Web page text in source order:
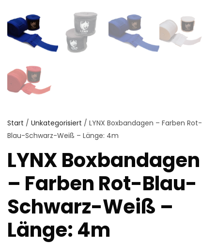
Start / Unkategorisiert / LYNX Boxbandagen – Farben Rot-
Blau-Schwarz-Weiß – Länge: 4m
LYNX Boxbandagen
– Farben Rot-Blau-
Schwarz-Weiß –
Länge: 4m